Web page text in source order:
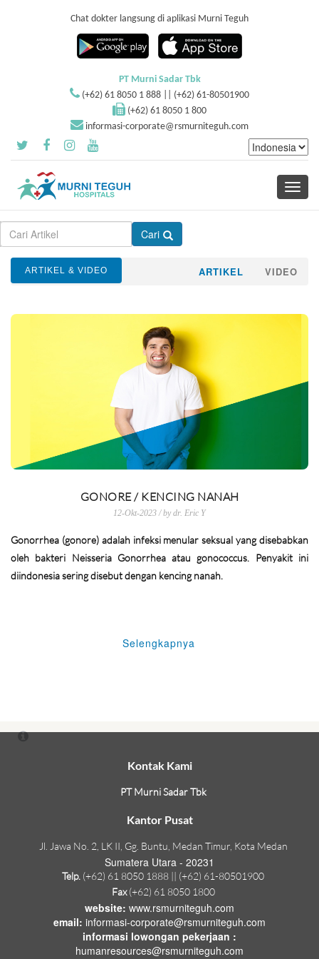
Chat dokter langsung di aplikasi Murni Teguh
PT Murni Sadar Tbk
(+62) 61 8050 1 888 || (+62) 61-80501900
(+62) 61 8050 1 800
informasi-corporate@rsmurniteguh.com
Toggle
Cari
ARTIKEL & VIDEO ARTIKEL VIDEO
GONORE / KENCING NANAH
12-Okt-2023 / by dr. Eric Y
Gonorrhea (gonore) adalah infeksi menular seksual yang disebabkan
oleh bakteri Neisseria Gonorrhea atau gonococcus. Penyakit ini
diindonesia sering disebut dengan kencing nanah.
Selengkapnya
Kontak Kami
PT Murni Sadar Tbk
Kantor Pusat
Jl. Jawa No. 2, LK II, Gg. Buntu, Medan Timur, Kota Medan
Sumatera Utara - 20231
Telp. (+62) 61 8050 1888 || (+62) 61-80501900
Fax(+62) 61 8050 1800
website: www.rsmurniteguh.com
email: informasi-corporate@rsmurniteguh.com
informasi lowongan pekerjaan :
humanresources@rsmurniteguh.com